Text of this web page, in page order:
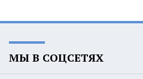
МЫ В СОЦСЕТЯХ